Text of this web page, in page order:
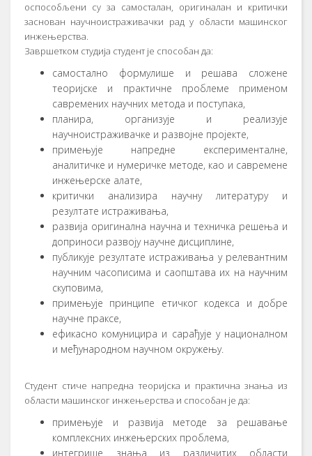
оспособљени су за самосталан, оригиналан и критички
заснован научноистраживачки рад у области машинског
инжењерства.
Завршетком студија студент је способан да:
самостално формулише и решава сложене
теоријске и практичне проблеме применом
савремених научних метода и поступака,
планира, организује и реализује
научноистраживачке и развојне пројекте,
примењује напредне експерименталне,
аналитичке и нумеричке методе, као и савремене
инжењерске алате,
критички анализира научну литературу и
резултате истраживања,
развија оригинална научна и техничка решења и
доприноси развоју научне дисциплине,
публикује резултате истраживања у релевантним
научним часописима и саопштава их на научним
скуповима,
примењује принципе етичког кодекса и добре
научне праксе,
ефикасно комуницира и сарађује у националном
и међународном научном окружењу.
Студент стиче напредна теоријска и практична знања из
области машинског инжењерства и способан је да:
примењује и развија методе за решавање
комплексних инжењерских проблема,
интегрише знања из различитих области